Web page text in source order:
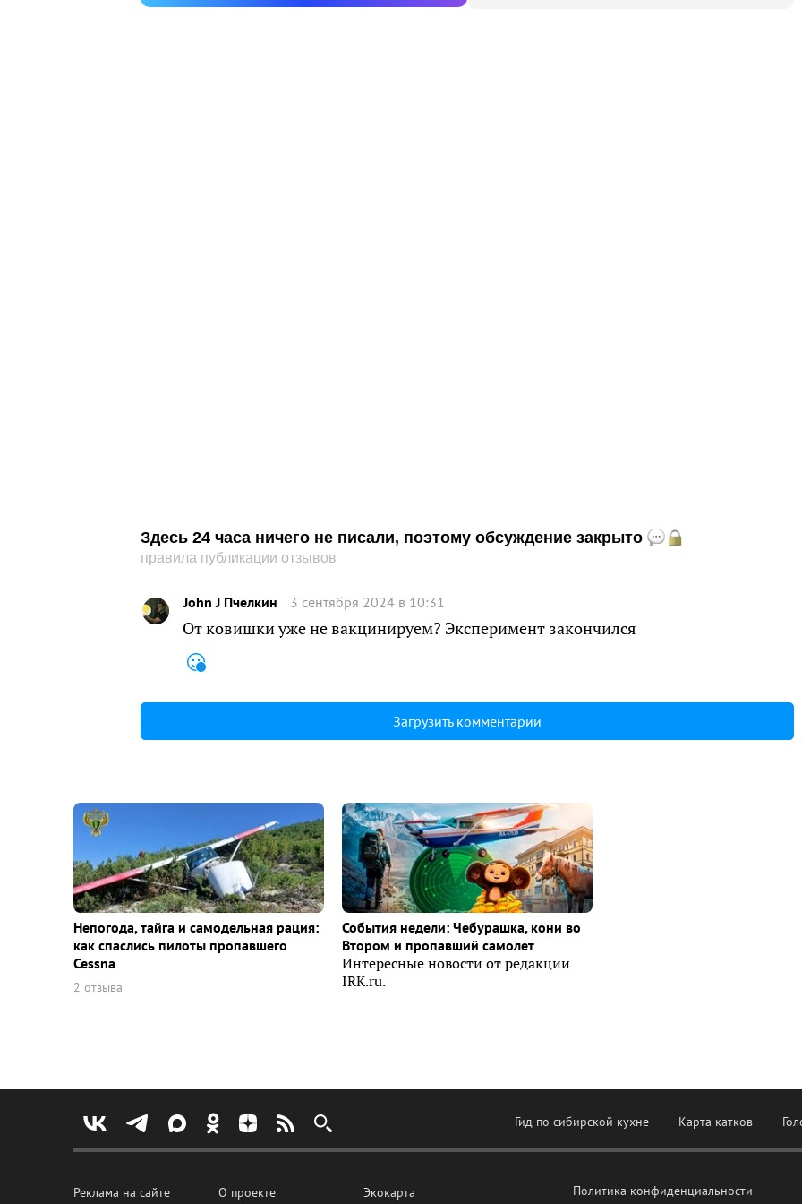
Здесь 24 часа ничего не писали, поэтому обсуждение закрыто
правила публикации отзывов
John J Пчелкин 3 сентября 2024 в 10:31
От ковишки уже не вакцинируем? Эксперимент закончился
Загрузить комментарии
Непогода, тайга и самодельная рация:
как спаслись пилоты пропавшего
Cessna
2 отзыва
События недели: Чебурашка, кони во
Втором и пропавший самолет
Интересные новости от редакции
IRK.ru.
Гид по сибирской кухне Карта катков
Реклама на сайте
О проекте
Экокарта
Политика конфиденциальности